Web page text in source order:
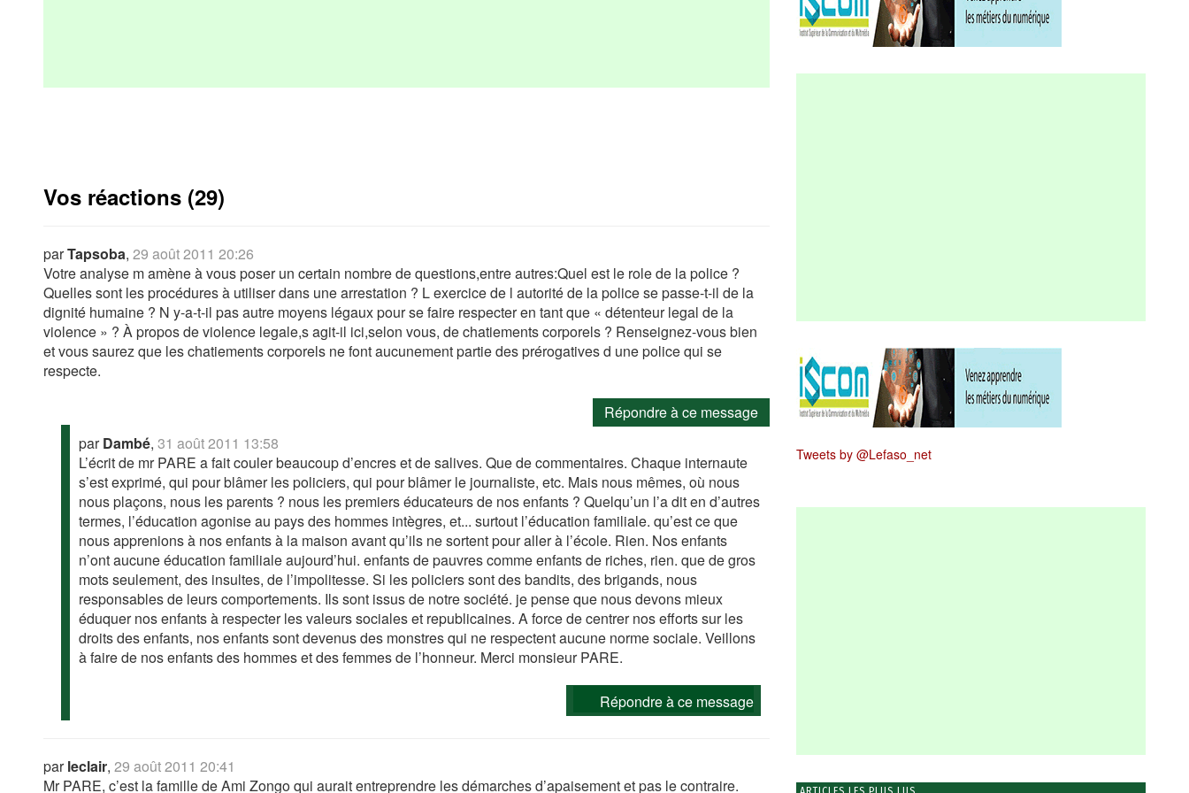
Vos réactions (29)
parTapsoba, 29 août 2011 20:26
Votre analyse m amène à vous poser un certain nombre de questions,entre autres:Quel est le role de la police ?
Quelles sont les procédures à utiliser dans une arrestation ? L exercice de l autorité de la police se passe-t-il de la
dignité humaine ? N y-a-t-il pas autre moyens légaux pour se faire respecter en tant que « détenteur legal de la
violence » ? À propos de violence legale,s agit-il ici,selon vous, de chatiements corporels ? Renseignez-vous bien
et vous saurez que les chatiements corporels ne font aucunement partie des prérogatives d une police qui se
respecte.
Répondre à ce message
parDambé, 31 août 2011 13:58
L’écrit de mr PARE a fait couler beaucoup d’encres et de salives. Que de commentaires. Chaque internaute
s’est exprimé, qui pour blâmer les policiers, qui pour blâmer le journaliste, etc. Mais nous mêmes, où nous
nous plaçons, nous les parents ? nous les premiers éducateurs de nos enfants ? Quelqu’un l’a dit en d’autres
termes, l’éducation agonise au pays des hommes intègres, et... surtout l’éducation familiale. qu’est ce que
nous apprenions à nos enfants à la maison avant qu’ils ne sortent pour aller à l’école. Rien. Nos enfants
n’ont aucune éducation familiale aujourd’hui. enfants de pauvres comme enfants de riches, rien. que de gros
mots seulement, des insultes, de l’impolitesse. Si les policiers sont des bandits, des brigands, nous
responsables de leurs comportements. Ils sont issus de notre société. je pense que nous devons mieux
éduquer nos enfants à respecter les valeurs sociales et republicaines. A force de centrer nos efforts sur les
droits des enfants, nos enfants sont devenus des monstres qui ne respectent aucune norme sociale. Veillons
à faire de nos enfants des hommes et des femmes de l’honneur. Merci monsieur PARE.
Répondre à ce message
parleclair, 29 août 2011 20:41
Mr PARE, c’est la famille de Ami Zongo qui aurait entreprendre les démarches d’apaisement et pas le contraire.
Tweets by @Lefaso_net